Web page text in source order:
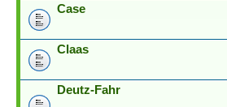
Case
Claas
Deutz-Fahr